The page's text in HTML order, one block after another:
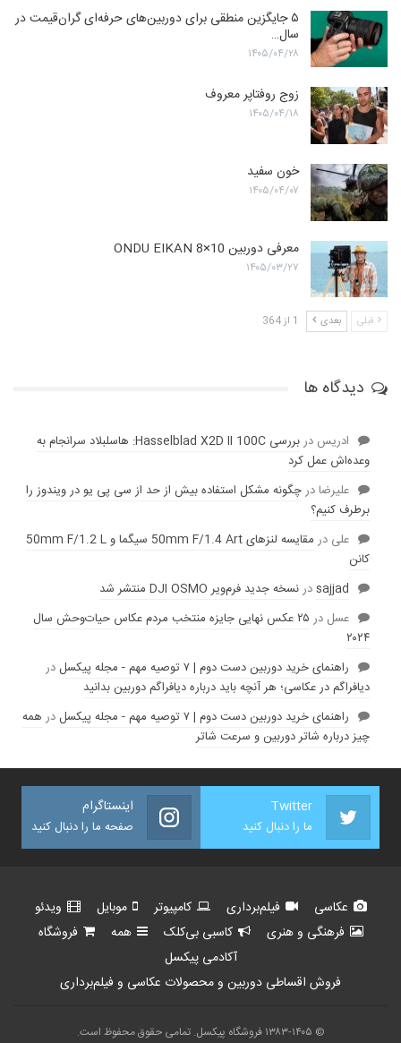
۵ جایگزین منطقی برای دوربین‌های حرفه‌ای گران‌قیمت در
سال…
۱۴۰۵/۰۴/۲۸
زوج روفتاپر معروف
۱۴۰۵/۰۴/۱۸
خون سفید
۱۴۰۵/۰۴/۰۷
معرفی دوربین ONDU EIKAN 8×10
۱۴۰۵/۰۳/۲۷
قبلی بعدی 1 از 364
دیدگاه ها
ادریس در
بررسی Hasselblad X2D II 100C: هاسلبلاد سرانجام به
وعده‌‌اش عمل کرد
عليرضادرچگونه مشکل استفاده بیش از حد از سی پی یو در ویندوز را
برطرف کنیم؟
علی در
مقایسه لنز‌های 50mm F/1.4 Art سیگما و 50mm F/1.2 L
کانن
sajjadدرنسخه جدید فرم‌ویر DJI OSMO منتشر شد
عسل در
۲۵ عکس نهایی جایزه منتخب مردم عکاس حیات‌وحش سال
۲۰۲۴
راهنمای خرید دوربین دست دوم | ۷ توصیه مهم - مجله پیکسل
در
دیافراگم در عکاسی؛ هر آنچه باید درباره دیافراگم دوربین بدانید
راهنمای خرید دوربین دست دوم | ۷ توصیه مهم - مجله پیکسل
در همه
چیز درباره شاتر دوربین و سرعت شاتر
Twitter
ما را دنبال کنید
اینستاگرام
صفحه ما را دنبال کنید
عکاسی فیلم‌برداری کامپیوتر موبایل
ویدئو
فرهنگی و هنری
کاسبی بی‌کلک همه
فروشگاه
آکادمی پیکسل
فروش اقساطی دوربین و محصولات عکاسی و فیلم‌برداری
© ۱۳۸۳-۱۴۰۵ فروشگاه پیکسل. تمامی حقوق محفوظ است.